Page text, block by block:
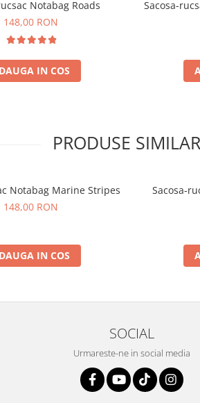
Notabag Roads
148,00 RON
IN COS
Sacosa-
PRODUSE
Notabag Marine Stripes
148,00 RON
IN COS
Sacosa-
SOCIAL
Urmareste-ne in social media